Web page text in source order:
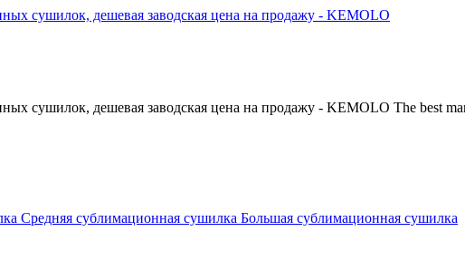
The best
Средняя сублимационная сушилка Большая сублимационная сушилка